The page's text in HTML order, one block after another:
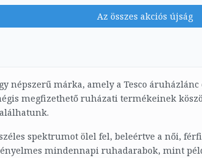
Az összes akciós újság
népszerű márka, amely a Tesco
megfizethető ruházati termékeinek
spektrumot ölel fel, beleértve a női,
mindennapi ruhadarabok, mint